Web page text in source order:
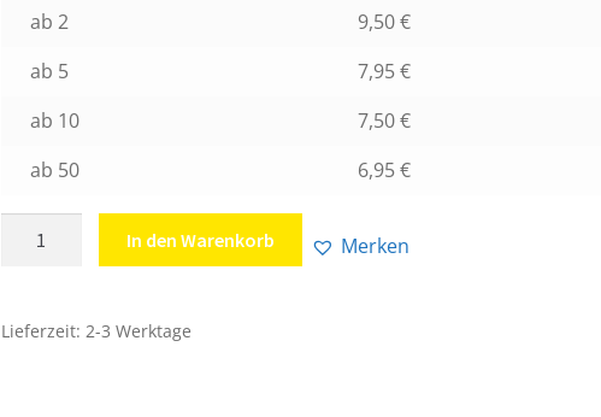
ab 2
9,50€
ab 5
7,95€
ab 10
7,50€
ab 50
6,95€
/
In den Warenkorb Merken
Lieferzeit: 2-3 Werktage